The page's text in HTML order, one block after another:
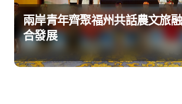
兩岸青年齊聚福州共話農文旅融
合發展